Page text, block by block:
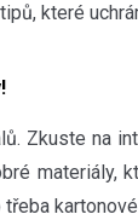
které
Zkuste na
materiály,